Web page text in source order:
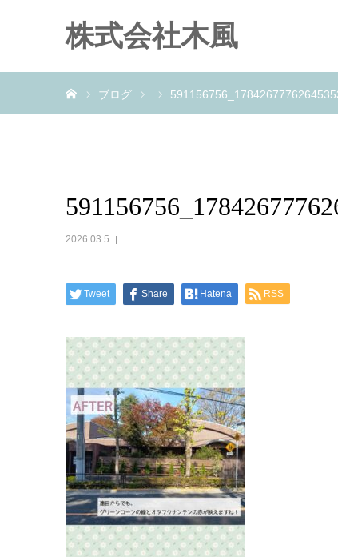
株式会社木風
ブログ
2026.03.5
Tweet Share Hatena RSS